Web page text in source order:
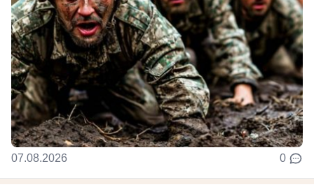
07.08.2026 0